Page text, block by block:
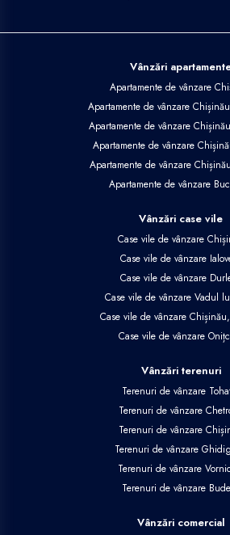
Vânzări
Apartamente de vânzare
Apartamente de vânzare
Apartamente de vânzare
Apartamente de vânzare
Apartamente de vânzare
Apartamente de vânzare
Vânzări case vile
Case vile de vânzare
Case vile de vânzare
Case vile de vânzare
Case vile de vânzare Vadul
Case vile de vânzare
Case vile de vânzare
Vânzări terenuri
Terenuri de vânzare
Terenuri de vânzare
Terenuri de vânzare
Terenuri de vânzare
Terenuri de vânzare
Terenuri de vânzare
Vânzări comercial